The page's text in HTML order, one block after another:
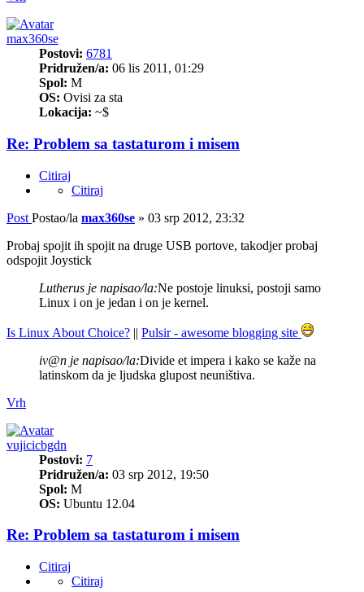
max360se
Postovi: 6781
Pridružen/a: 06 lis 2011, 01:29
Spol: M
OS: Ovisi za sta
Lokacija: ~$
Re: Problem sa tastaturom i misem
Citiraj
Citiraj
Post Postao/la max360se » 03 srp 2012, 23:32
Probaj spojit ih spojit na druge USB portove, takodjer probaj
odspojit Joystick
Lutherus je napisao/la:Ne postoje linuksi, postoji samo
Linux i on je jedan i on je kernel.
Is Linux About Choice? || Pulsir - awesome blogging site
iv@n je napisao/la:Divide et impera i kako se kaže na
latinskom da je ljudska glupost neuništiva.
Vrh
vujicicbgdn
Postovi: 7
Pridružen/a: 03 srp 2012, 19:50
Spol: M
OS: Ubuntu 12.04
Re: Problem sa tastaturom i misem
Citiraj
Citiraj